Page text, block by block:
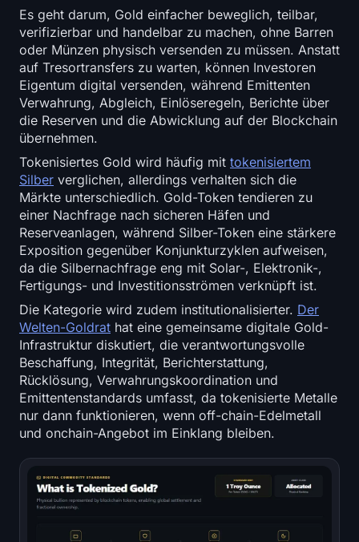
Es geht darum, Gold einfacher beweglich, teilbar,
verifizierbar und handelbar zu machen, ohne Barren
oder Münzen physisch versenden zu müssen. Anstatt
auf Tresortransfers zu warten, können Investoren
Eigentum digital versenden, während Emittenten
Verwahrung, Abgleich, Einlöseregeln, Berichte über
die Reserven und die Abwicklung auf der Blockchain
übernehmen.
Tokenisiertes Gold wird häufig mit tokenisiertem
Silber verglichen, allerdings verhalten sich die
Märkte unterschiedlich. Gold-Token tendieren zu
einer Nachfrage nach sicheren Häfen und
Reserveanlagen, während Silber-Token eine stärkere
Exposition gegenüber Konjunkturzyklen aufweisen,
da die Silbernachfrage eng mit Solar-, Elektronik-,
Fertigungs- und Investitionsströmen verknüpft ist.
Die Kategorie wird zudem institutionalisierter. Der
Welten-Goldrat hat eine gemeinsame digitale Gold-
Infrastruktur diskutiert, die verantwortungsvolle
Beschaffung, Integrität, Berichterstattung,
Rücklösung, Verwahrungskoordination und
Emittentenstandards umfasst, da tokenisierte Metalle
nur dann funktionieren, wenn off-chain-Edelmetall
und onchain-Angebot im Einklang bleiben.